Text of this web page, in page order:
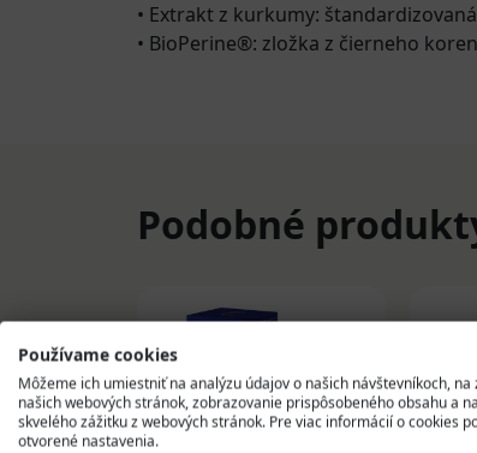
• Extrakt z kurkumy:
• BioPerine®: zložka z čierneho
Podobné
Používame cookies
Môžeme ich umiestniť na analýzu údajov o našich návštevníkoch, na
našich webových stránok, zobrazovanie prispôsobeného obsahu a
skvelého zážitku z webových stránok. Pre viac informácií o cookies
otvorené nastavenia.